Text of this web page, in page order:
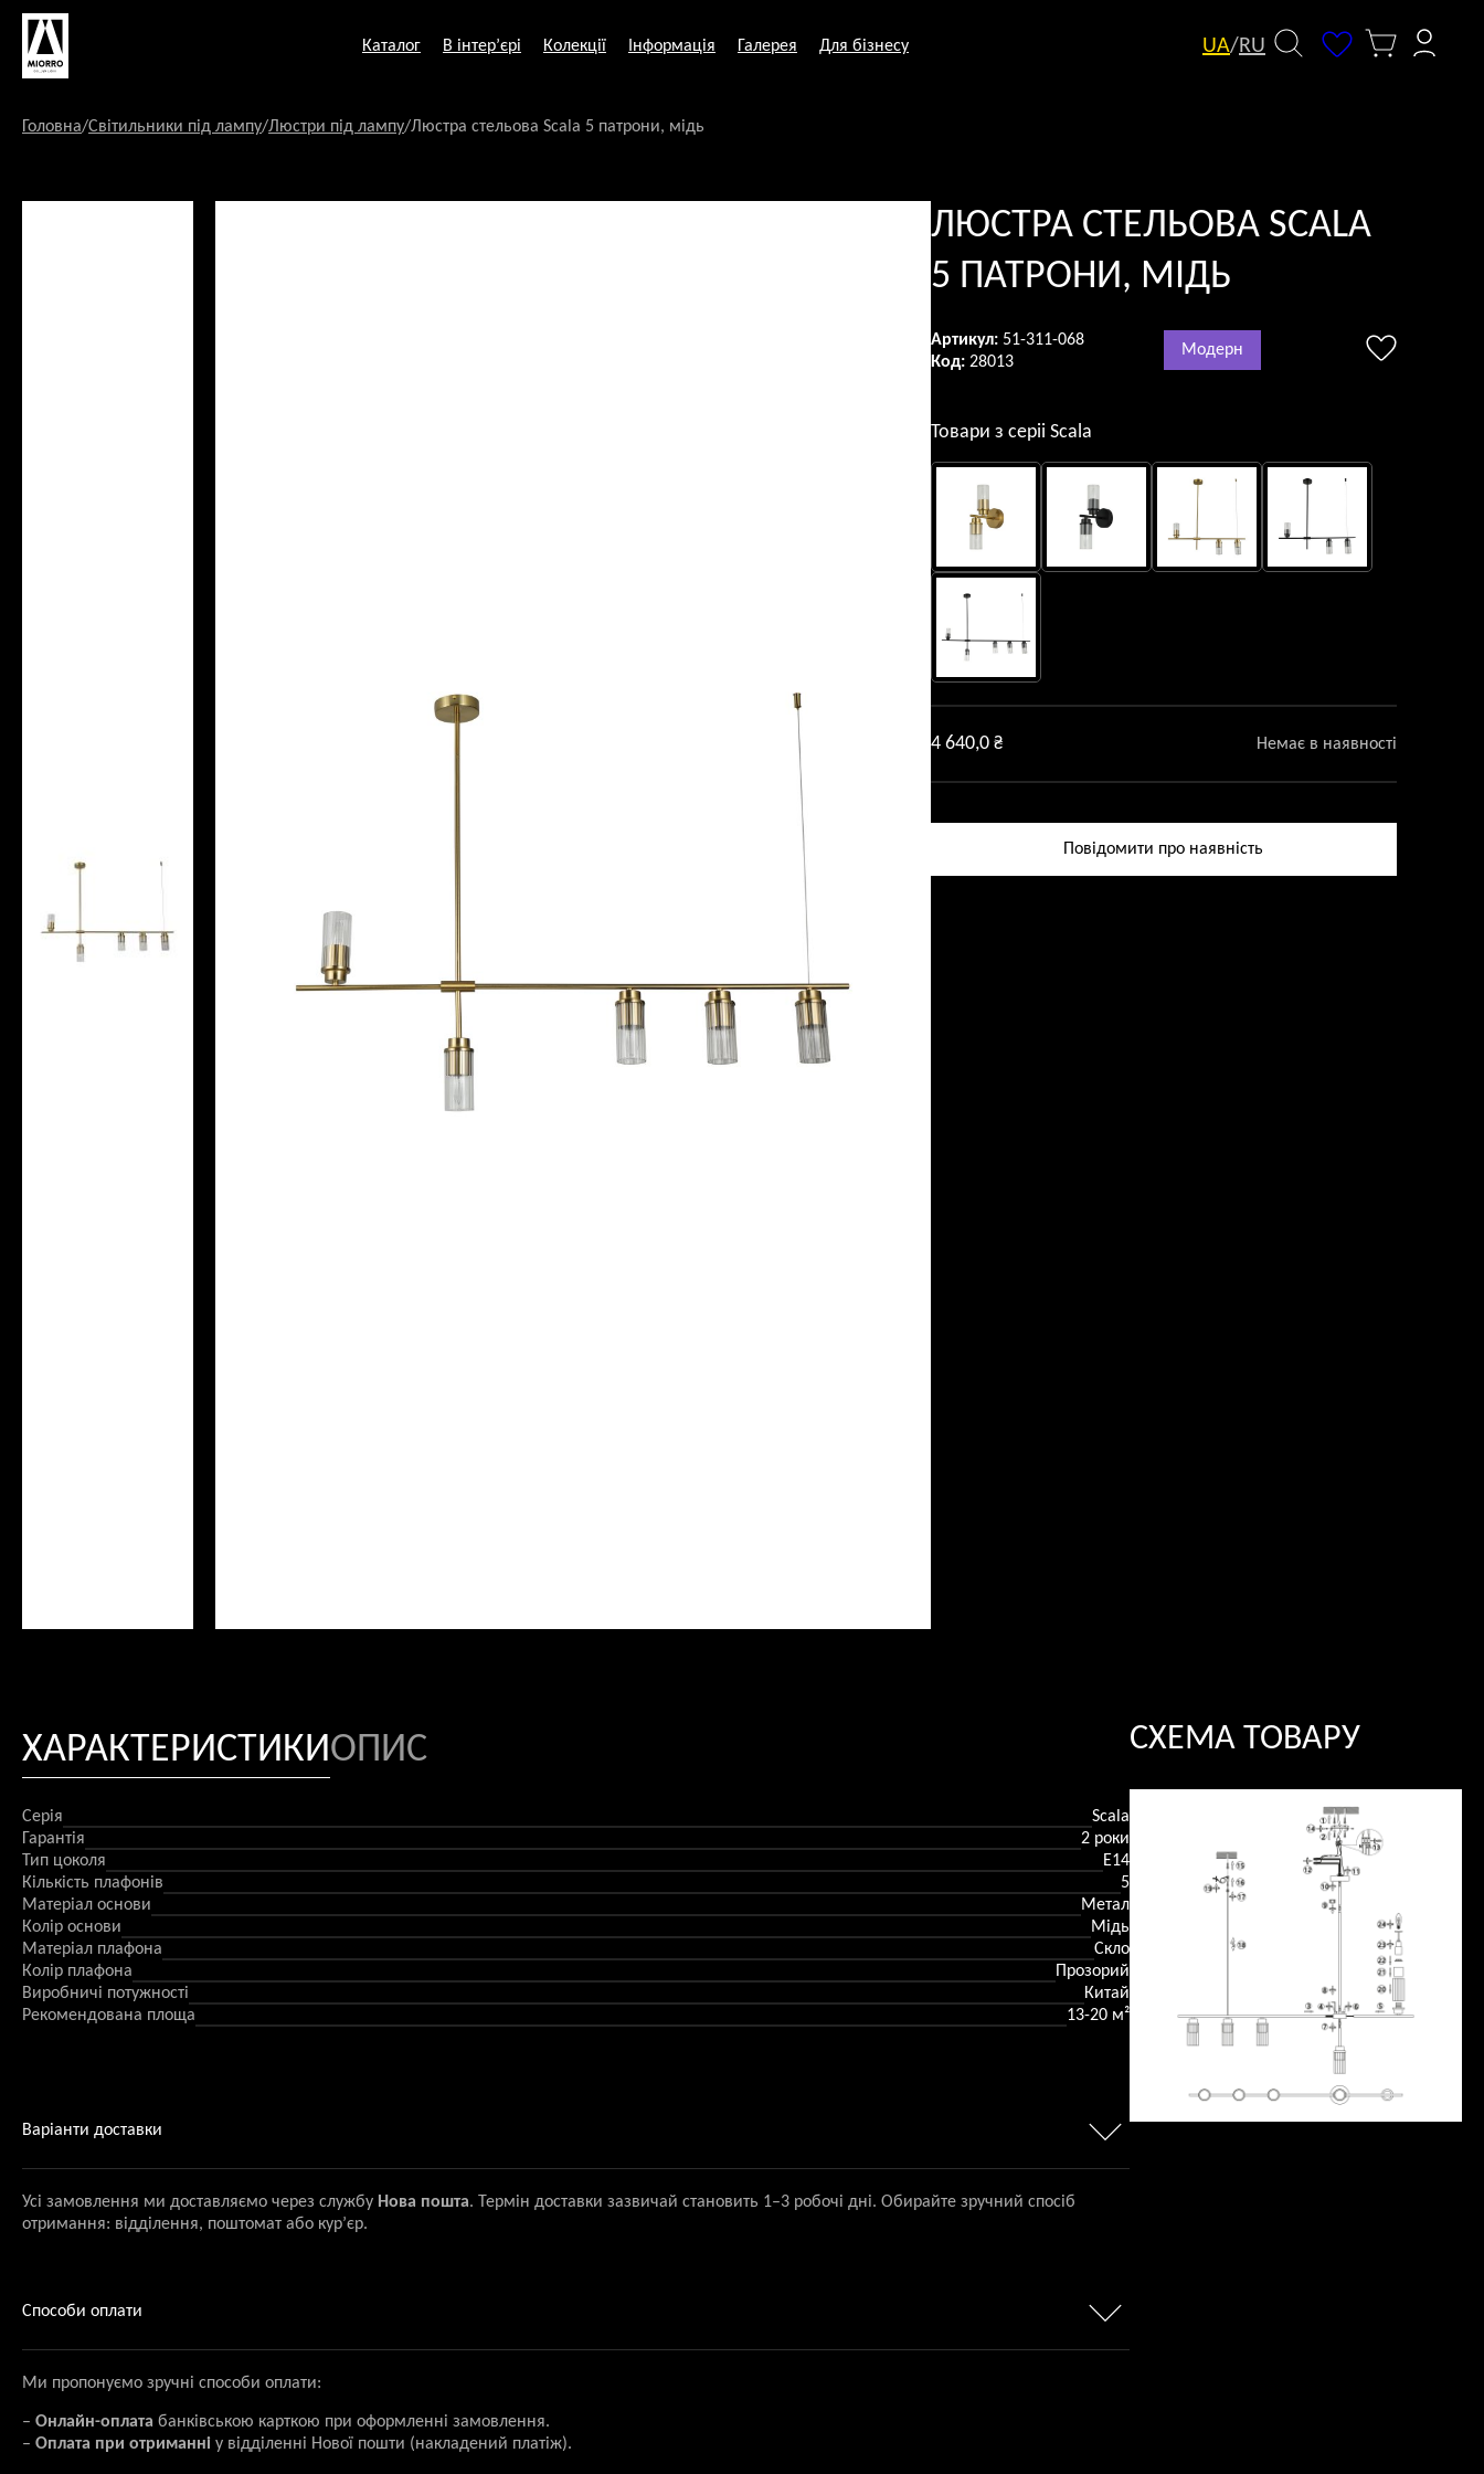
Перейти
змісту
Каталог В інтер’єрі Колекції Інформація Галерея Для бізнесу UA/RU
Головна/Світильники під лампу/Люстри під лампу/Люстра стельова Scala 5 патрони, мідь
ЛЮСТРА СТЕЛЬОВА SCALA
5 ПАТРОНИ, МІДЬ
Артикул:51-311-068
Код:28013
Модерн
Товари з серii Scala
4 640,0 ₴ Немає в наявності
Повідомити про наявність
ХАРАКТЕРИСТИКИОПИС
Серія
Scala
Гарантія
2 роки
Тип цоколя
Е14
Кількість плафонів
5
Матеріал основи
Метал
Колір основи
Мідь
Матеріал плафона
Скло
Колір плафона
Прозорий
Виробничі потужності
Китай
Рекомендована площа
13-20 м²
Варіанти доставки
Усі замовлення ми доставляємо через службу Нова пошта. Термін доставки зазвичай становить 1–3 робочі дні. Обирайте зручний спосіб
отримання: відділення, поштомат або кур’єр.
Способи оплати
Ми пропонуємо зручні способи оплати:
– Онлайн-оплата банківською карткою при оформленні замовлення.
– Оплата при отриманні у відділенні Нової пошти (накладений платіж).
СХЕМА ТОВАРУ